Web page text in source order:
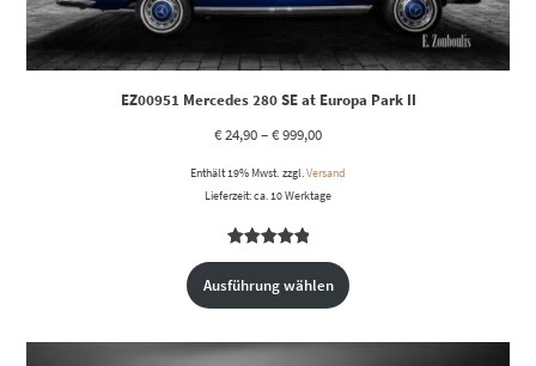
EZ00951 Mercedes 280 SE at Europa Park II
€24,90–€999,00
Enthält 19% Mwst. zzgl. Versand
Lieferzeit: ca. 10 Werktage
mit5.00
von 5,
auf
Ausführung wählen